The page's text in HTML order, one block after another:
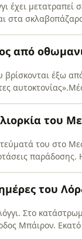
έχει μετατραπεί
στα
από
έξω
του
του στο
του
Στο
Μπάιρον.